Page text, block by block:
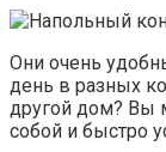
Они очень
день в разных
другой дом? Вы
собой и быстро